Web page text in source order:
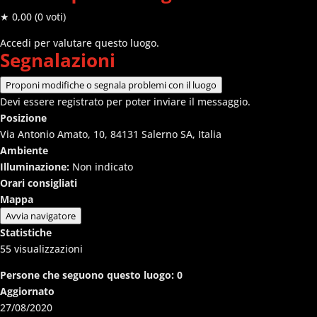
★ 0,00 (0 voti)
Accedi per valutare questo luogo.
Segnalazioni
Proponi modifiche o segnala problemi con il luogo
Devi essere registrato per poter inviare il messaggio.
Posizione
Via Antonio Amato, 10, 84131 Salerno SA, Italia
Ambiente
Illuminazione: Non indicato
Orari consigliati
Mappa
Avvia navigatore
Statistiche
55 visualizzazioni
Persone che seguono questo luogo: 0
Aggiornato
27/08/2020